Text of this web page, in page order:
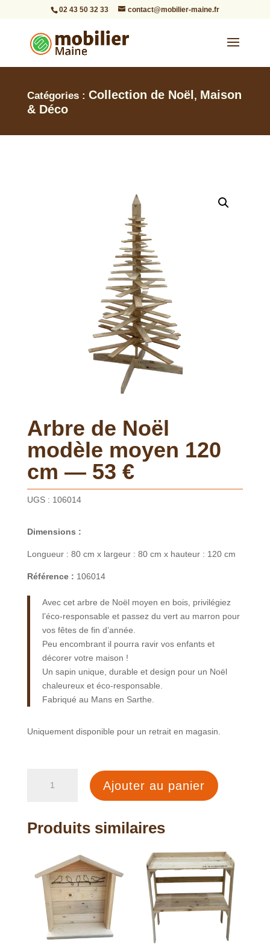
02 43 50 32 33 contact@mobilier-maine.fr
Catégories : Collection de Noël , Maison
& Déco
Arbre de Noël
modèle moyen 120
cm — 53 €
UGS : 106014
Dimensions :
Longueur : 80 cm x largeur : 80 cm x hauteur : 120 cm
Référence : 106014
Avec cet arbre de Noël moyen en bois, privilégiez
l’éco-responsable et passez du vert au marron pour
vos fêtes de fin d’année.
Peu encombrant il pourra ravir vos enfants et
décorer votre maison !
Un sapin unique, durable et design pour un Noël
chaleureux et éco-responsable.
Fabriqué au Mans en Sarthe.
Uniquement disponible pour un retrait en magasin.
Noël
120
Ajouter au panier
Produits similaires